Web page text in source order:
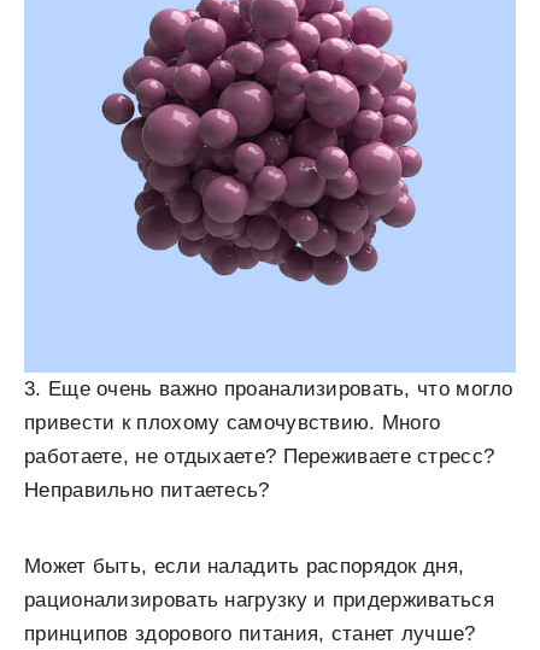
3. Еще очень важно проанализировать, что могло
привести к плохому самочувствию. Много
работаете, не отдыхаете? Переживаетестресс?
Неправильно питаетесь?
Может быть, если наладить распорядок дня,
рационализировать нагрузку и придерживаться
принципов здорового питания, станет лучше?